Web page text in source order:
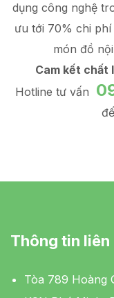
dụng công nghệ
ưu tới 70% chi
món đồ
Cam kết chất
Hotline tư vấn
Thông tin liên
Tòa 789 Hoàng